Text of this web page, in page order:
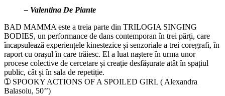
– Valentina De Piante
BAD MAMMA este a treia parte din TRILOGIA SINGING
BODIES, un performance de dans contemporan în trei părți, care
încapsulează experiențele kinestezice și senzoriale a trei coregrafi, în
raport cu orașul în care trăiesc. El a luat naștere în urma unor
procese colective de cercetare și creație desfășurate atât în spațiul
public, cât și în sala de repetiție.
➀ SPOOKY ACTIONS OF A SPOILED GIRL ( Alexandra
Balasoiu, 50’’)